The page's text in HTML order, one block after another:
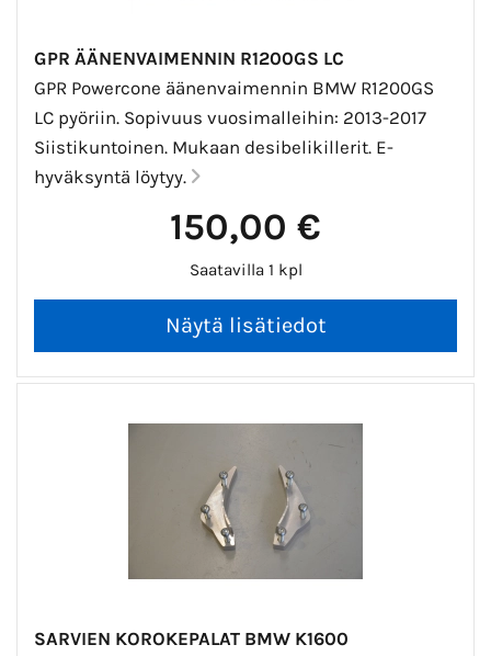
GPR ÄÄNENVAIMENNIN R1200GS LC
GPR Powercone äänenvaimennin BMW R1200GS
LC pyöriin. Sopivuus vuosimalleihin: 2013-2017
Siistikuntoinen. Mukaan desibelikillerit. E-
hyväksyntä löytyy.
150,00 €
Saatavilla 1 kpl
SARVIEN KOROKEPALAT BMW K1600